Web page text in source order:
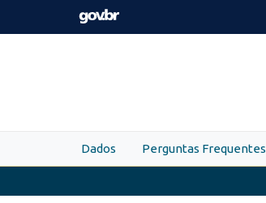
Skip to main content
Dados Perguntas Frequentes